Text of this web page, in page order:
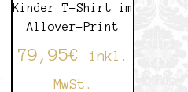
Kinder T-Shirt im
Allover-Print
79,95€
inkl.
MwSt.